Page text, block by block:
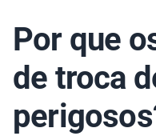
Por que
de troca